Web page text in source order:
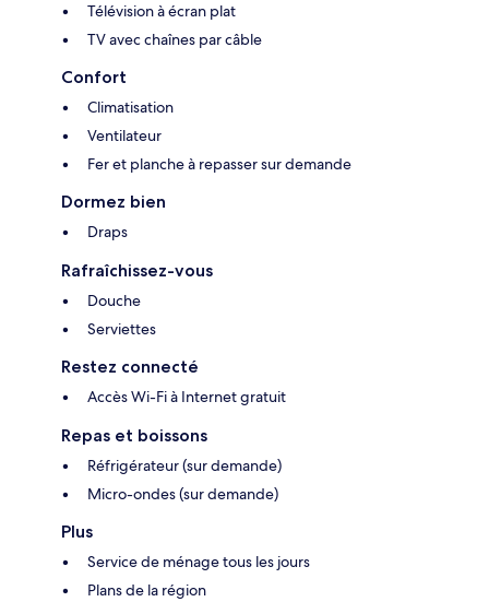
Télévision à écran plat
TV avec chaînes par câble
Confort
Climatisation
Ventilateur
Fer et planche à repasser sur demande
Dormez bien
Draps
Rafraîchissez-vous
Douche
Serviettes
Restez connecté
Accès Wi-Fi à Internet gratuit
Repas et boissons
Réfrigérateur (sur demande)
Micro-ondes (sur demande)
Plus
Service de ménage tous les jours
Plans de la région